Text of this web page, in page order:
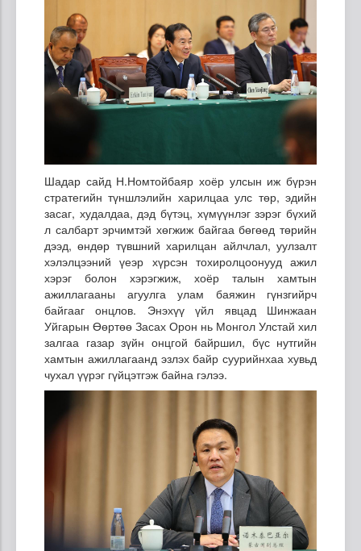
Шадар сайд Н.Номтойбаяр хоёр улсын иж бүрэн
стратегийн түншлэлийн харилцаа улс төр, эдийн
засаг, худалдаа, дэд бүтэц, хүмүүнлэг зэрэг бүхий
л салбарт эрчимтэй хөгжиж байгаа бөгөөд төрийн
дээд, өндөр түвшний харилцан айлчлал, уулзалт
хэлэлцээний үеэр хүрсэн тохиролцоонууд ажил
хэрэг болон хэрэгжиж, хоёр талын хамтын
ажиллагааны агуулга улам баяжин гүнзгийрч
байгааг онцлов. Энэхүү үйл явцад Шинжаан
Уйгарын Өөртөө Засах Орон нь Монгол Улстай хил
залгаа газар зүйн онцгой байршил, бүс нутгийн
хамтын ажиллагаанд эзлэх байр суурийнхаа хувьд
чухал үүрэг гүйцэтгэж байна гэлээ.